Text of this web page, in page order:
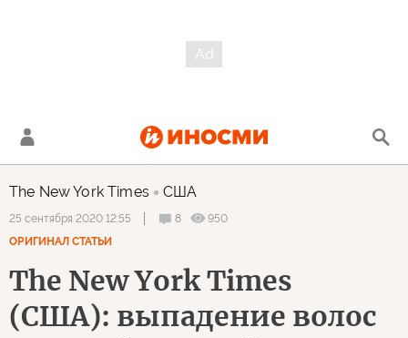
The New York Times США
25 сентября 2020 12:55 8
950
ОРИГИНАЛ СТАТЬИ
The New York Times
(США): выпадение волос